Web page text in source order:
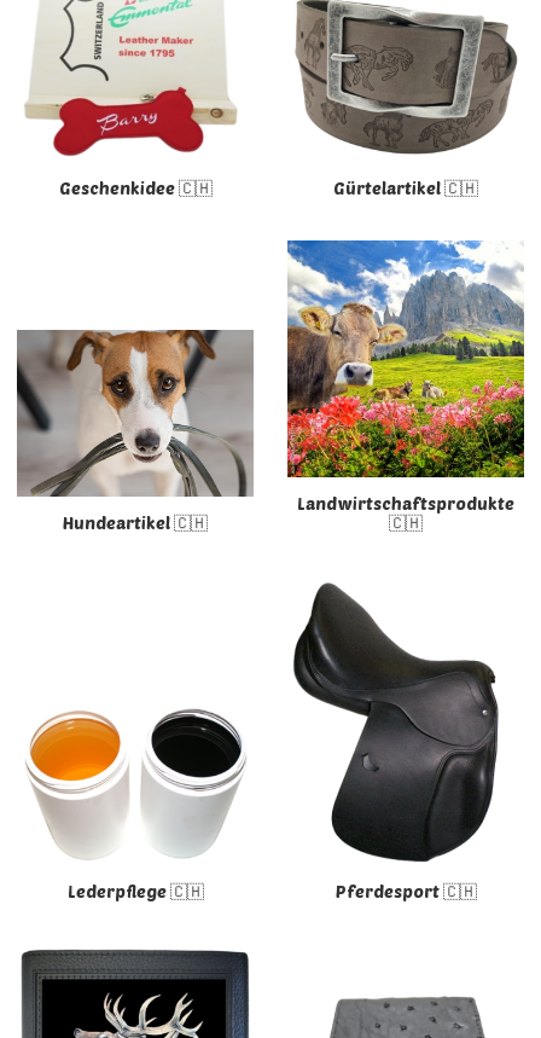
Geschenkidee 🇨🇭 Gürtelartikel 🇨🇭
Hundeartikel 🇨🇭
Landwirtschaftsprodukte
🇨🇭
Lederpflege 🇨🇭 Pferdesport 🇨🇭